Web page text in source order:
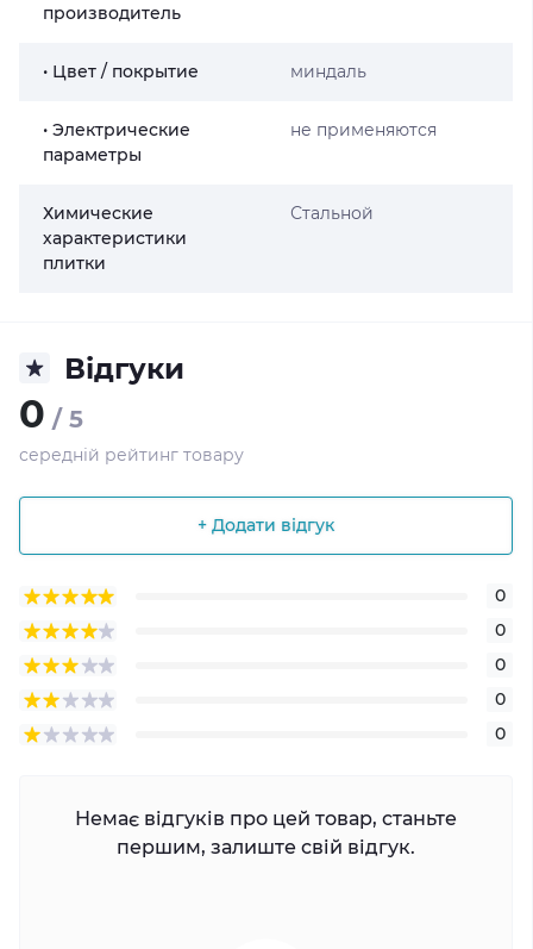
производитель
• Цвет / покрытие миндаль
• Электрические
параметры
не применяются
Химические
характеристики
плитки
Стальной
Відгуки
0 / 5
середній рейтинг товару
+ Додати відгук
0
0
0
0
0
Немає відгуків про цей товар, станьте
першим, залиште свій відгук.